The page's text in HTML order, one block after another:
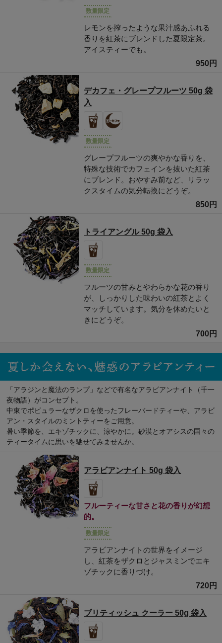
数量限定
レモンを搾ったような果汁感あふれる
香りを紅茶にブレンドした夏限定茶。
アイスティーでも。
950円
デカフェ・グレープフルーツ 50g 袋
入
数量限定
グレープフルーツの爽やかな香りを、
特殊な技術でカフェインを抜いた紅茶
にブレンド。おやすみ前など、リラッ
クスタイムの気分転換にどうぞ。
850円
トライアングル 50g 袋入
数量限定
フルーツの甘みとやわらかな花の香り
が、しっかりした味わいの紅茶とよく
マッチしています。気分を休めたいと
きにどうぞ。
700円
「アラジンと魔法のランプ」などで有名なアラビアンナイト（千一
夜物語）がコンセプト。
中東でポピュラーなザクロを使ったフレーバードティーや、アラビ
アン・スタイルのミントティーをご用意。
暑い季節を、エキゾチックに、涼やかに。砂漠とオアシスの国々の
ティータイムに思いを馳せてみませんか。
アラビアンナイト 50g 袋入
フルーティーな甘さと花の香りが幻想
的。
数量限定
アラビアンナイトの世界をイメージ
し、紅茶をザクロとジャスミンでエキ
ゾチックに香りづけ。
720円
ブリティッシュ クーラー 50g 袋入